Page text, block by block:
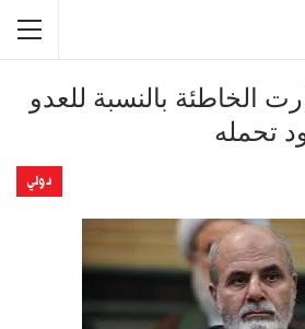
الخاطئة بالنسبة للعدو
تحمله
دولي